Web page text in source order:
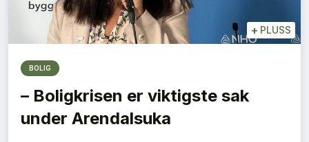
+ PLUSS
BOLIG
– Boligkrisen er viktigste sak
under Arendalsuka